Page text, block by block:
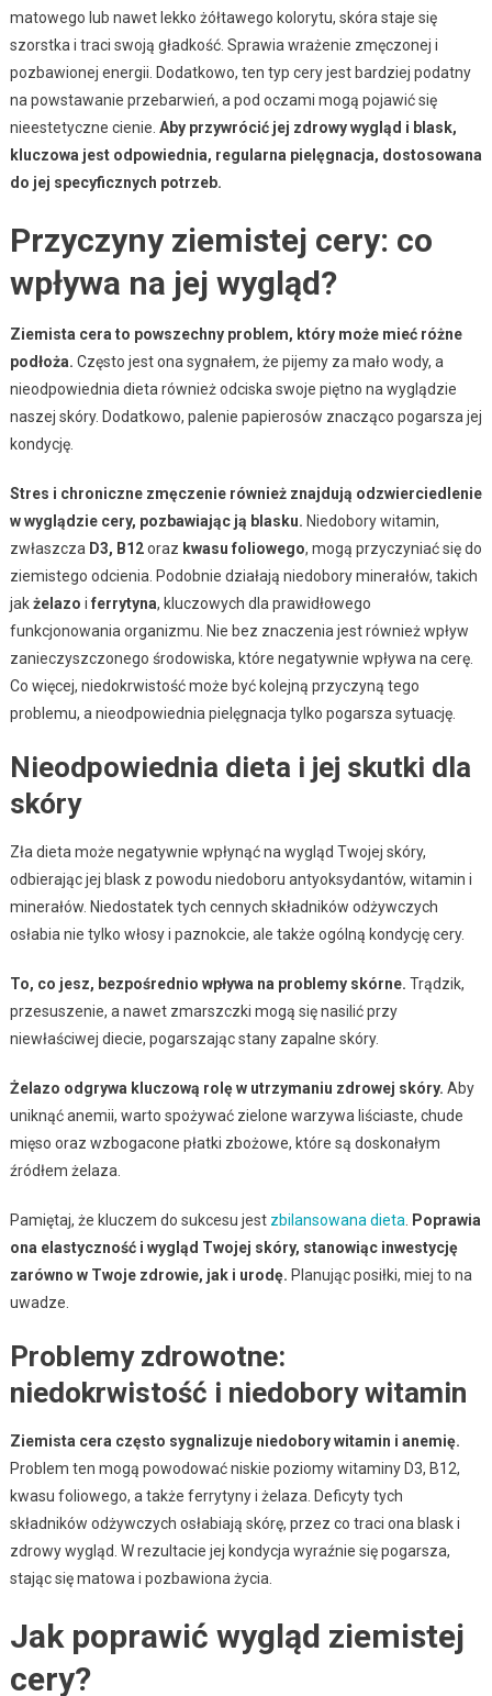
matowego lub nawet lekko żółtawego kolorytu, skóra staje się
szorstka i traci swoją gładkość. Sprawia wrażenie zmęczonej i
pozbawionej energii. Dodatkowo, ten typ cery jest bardziej podatny
na powstawanie przebarwień, a pod oczami mogą pojawić się
nieestetyczne cienie. Aby przywrócić jej zdrowy wygląd i blask,
kluczowa jest odpowiednia, regularna pielęgnacja, dostosowana
do jej specyficznych potrzeb.
Przyczyny ziemistej cery: co
wpływa na jej wygląd?
Ziemista cera to powszechny problem, który może mieć różne
podłoża. Często jest ona sygnałem, że pijemy za mało wody, a
nieodpowiednia dieta również odciska swoje piętno na wyglądzie
naszej skóry. Dodatkowo, palenie papierosów znacząco pogarsza jej
kondycję.
Stres i chroniczne zmęczenie również znajdują odzwierciedlenie
w wyglądzie cery, pozbawiając ją blasku. Niedobory witamin,
zwłaszcza D3, B12oraz kwasu foliowego, mogą przyczyniać się do
ziemistego odcienia. Podobnie działają niedobory minerałów, takich
jakżelazo i ferrytyna, kluczowych dla prawidłowego
funkcjonowania organizmu. Nie bez znaczenia jest również wpływ
zanieczyszczonego środowiska, które negatywnie wpływa na cerę.
Co więcej, niedokrwistość może być kolejną przyczyną tego
problemu, a nieodpowiednia pielęgnacja tylko pogarsza sytuację.
Nieodpowiednia dieta i jej skutki dla
skóry
Zła dieta może negatywnie wpłynąć na wygląd Twojej skóry,
odbierając jej blask z powodu niedoboru antyoksydantów, witamin i
minerałów. Niedostatek tych cennych składników odżywczych
osłabia nie tylko włosy i paznokcie, ale także ogólną kondycję cery.
To, co jesz, bezpośrednio wpływa na problemy skórne. Trądzik,
przesuszenie, a nawet zmarszczki mogą się nasilić przy
niewłaściwej diecie, pogarszając stany zapalne skóry.
Żelazo odgrywa kluczową rolę w utrzymaniu zdrowej skóry. Aby
uniknąć anemii, warto spożywać zielone warzywa liściaste, chude
mięso oraz wzbogacone płatki zbożowe, które są doskonałym
źródłem żelaza.
Pamiętaj, że kluczem do sukcesu jest zbilansowana dieta
Poprawia
ona elastyczność i wygląd Twojej skóry, stanowiąc inwestycję
zarówno w Twoje zdrowie, jak i urodę. Planując posiłki, miej to na
uwadze.
Problemy zdrowotne:
niedokrwistość i niedobory witamin
Ziemista cera często sygnalizuje niedobory witamin i anemię.
Problem ten mogą powodować niskie poziomy witaminy D3, B12,
kwasu foliowego, a także ferrytyny i żelaza. Deficyty tych
składników odżywczych osłabiają skórę, przez co traci ona blask i
zdrowy wygląd. W rezultacie jej kondycja wyraźnie się pogarsza,
stając się matowa i pozbawiona życia.
Jak poprawić wygląd ziemistej
cery?